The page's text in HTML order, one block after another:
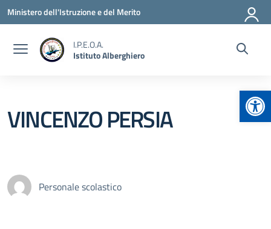
Vai ai contenuti
Vai al menu di navigazione
Vai al footer
Ministero dell'Istruzione e del Merito
I.P.E.O.A.
Istituto Alberghiero
VINCENZO PERSIA
Personale scolastico